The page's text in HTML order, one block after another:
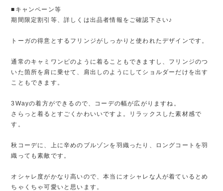
■キャンペーン等
期間限定割引等、詳しくは出品者情報をご確認下さい♪
トーガの得意とするフリンジがしっかりと使われたデザインです。
通常のキャミワンピのように着ることもできますし、フリンジのつ
いた箇所を肩に乗せて、肩出しのようにしてショルダーだけを出す
こともできます。
3Wayの着方ができるので、コーデの幅が広がりますね。
さらっと着るとすごくかわいいですよ。リラックスした素材感で
す。
秋コーデに、上に辛めのブルゾンを羽織ったり、ロングコートを羽
織っても素敵です。
オシャレ度がかなり高いので、本当にオシャレな人が着ているとめ
ちゃくちゃ可愛いと思います。